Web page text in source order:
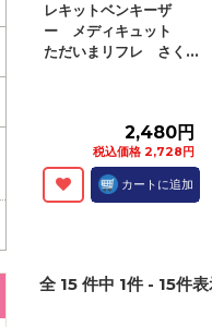
レキットベンキーザ
ー メディキュット
ただいまリフレ さく...
2,480円
税込価格 2,728円
カートに追加
全 15 件中 1件 - 15件